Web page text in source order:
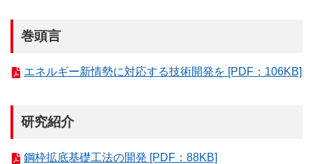
巻頭言
エネルギー新情勢に対応する技術開発を [PDF：106KB]
研究紹介
鋼枠拡底基礎工法の開発 [PDF：88KB]